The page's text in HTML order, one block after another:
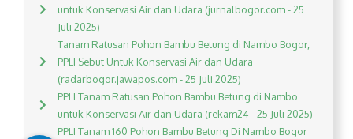
untuk Konservasi Air dan Udara (jurnalbogor.com - 25
Juli 2025)
Tanam Ratusan Pohon Bambu Betung di Nambo Bogor,
PPLI Sebut Untuk Konservasi Air dan Udara
(radarbogor.jawapos.com - 25 Juli 2025)
PPLI Tanam Ratusan Pohon Bambu Betung di Nambo
untuk Konservasi Air dan Udara (rekam24 - 25 Juli 2025)
PPLI Tanam 160 Pohon Bambu Betung Di Nambo Bogor